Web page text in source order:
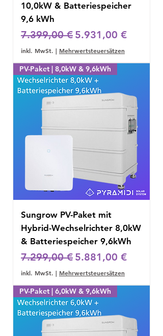
10,0kW & Batteriespeicher
9,6 kWh
Standardpreis
7.399,00 € Sale-Preis
5.931,00 €
inkl. MwSt. | Mehrwertsteuersätzen
PV-Paket | 8,0kW & 9,6kWh
Sungrow PV-Paket mit
Hybrid-Wechselrichter 8,0kW
& Batteriespeicher 9,6kWh
Standardpreis
7.299,00 € Sale-Preis
5.881,00 €
inkl. MwSt. | Mehrwertsteuersätzen
PV-Paket | 6,0kW & 9,6kWh